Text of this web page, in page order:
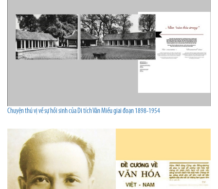
Chuyện thú vị về sự hồi sinh của Di tích Văn Miếu giai đoạn 1898-1954